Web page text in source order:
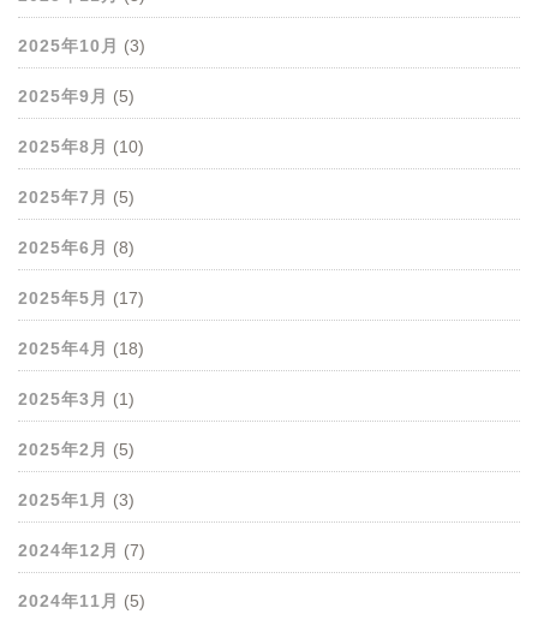
2025年10月 (3)
2025年9月 (5)
2025年8月 (10)
2025年7月 (5)
2025年6月 (8)
2025年5月 (17)
2025年4月 (18)
2025年3月 (1)
2025年2月 (5)
2025年1月 (3)
2024年12月 (7)
2024年11月 (5)